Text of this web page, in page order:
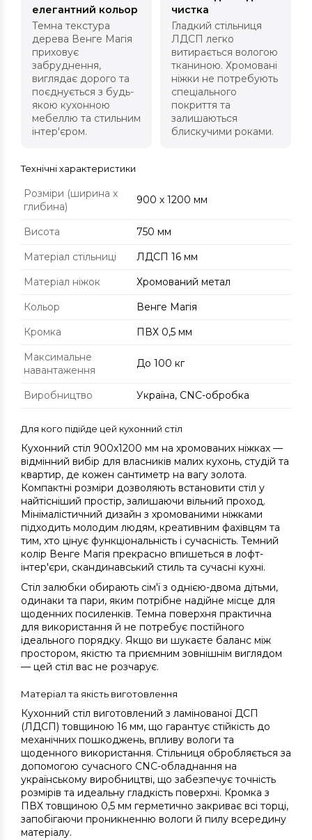
елегантний кольор
Темна текстура
дерева Венге Магія
приховує
забруднення,
виглядає дорого та
поєднується з будь-
якою кухонною
мебеллю та стильним
інтер'єром.
чистка
Гладкий стільниця
ЛДСП легко
витирається вологою
тканиною. Хромовані
ніжки не потребують
спеціального
покриття та
залишаються
блискучими роками.
Технічні характеристики
Розміри (ширина х
глибина)
900 х 1200 мм
Висота
750 мм
Матеріал стільниці
ЛДСП 16 мм
Матеріал ніжок
Хромований метал
Кольор
Венге Магія
Кромка
ПВХ 0,5 мм
Максимальне
навантаження
До 100 кг
Виробництво Україна, CNC-обробка
Для кого підійде цей кухонний стіл
Кухонний стіл 900х1200 мм на хромованих ніжках —
відмінний вибір для власників малих кухонь, студій та
квартир, де кожен сантиметр на вагу золота.
Компактні розміри дозволяють встановити стіл у
найтісніший простір, залишаючи вільний проход.
Мінімалістичний дизайн з хромованими ніжками
підходить молодим людям, креативним фахівцям та
тим, хто цінує функціональність і сучасність. Темний
колір Венге Магія прекрасно впишеться в лофт-
інтер'єри, скандинавський стиль та сучасні кухні.
Стіл залюбки обирають сім'ї з однією-двома дітьми,
одинаки та пари, яким потрібне надійне місце для
щоденних посиленків. Темна поверхня практична
для використання й не потребує постійного
ідеального порядку. Якщо ви шукаєте баланс між
простором, якістю та приємним зовнішнім виглядом
— цей стіл вас не розчарує.
Матеріал та якість виготовлення
Кухонний стіл виготовлений з ламінованої ДСП
(ЛДСП) товщиною 16 мм, що гарантує стійкість до
механічних пошкоджень, впливу вологи та
щоденного використання. Стільниця обробляється за
допомогою сучасного CNC-обладнання на
українському виробництві, що забезпечує точність
розмірів та идеальну гладкість поверхні. Кромка з
ПВХ товщиною 0,5 мм герметично закриває всі торці,
запобігаючи проникненню вологи й пилу всередину
матеріалу.